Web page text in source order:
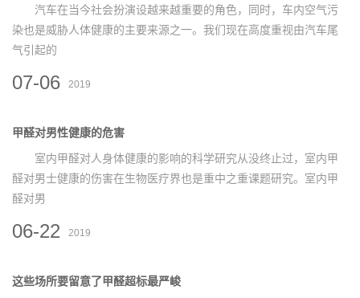
汽车在当今社会扮演设越来越重要的角色，同时，车内空气污
染也是威胁人体健康的主要来源之一。我们现在高度重视由汽车尾
气引起的
07-06 2019
甲醛对男性健康的危害
室内甲醛对人身体健康的影响的科学研究从没终止过，室内甲
醛对男士健康的伤害在生物医疗界也是重中之重课题研究。室内甲
醛对男
06-22 2019
这些场所要留意了甲醛超标最严峻